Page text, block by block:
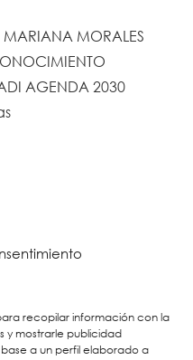
recopilar información con la
y mostrarle publicidad
a un perfil elaborado a
MARIANA MORALES
AGENDA 2030